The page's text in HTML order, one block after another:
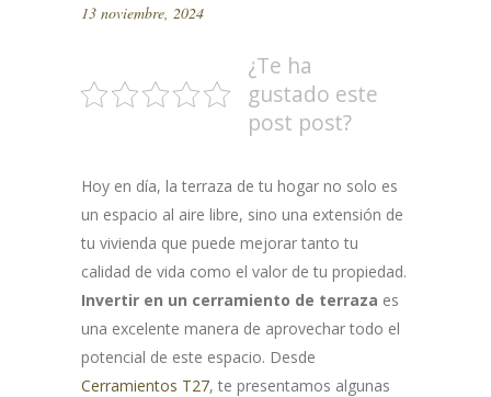
13 noviembre, 2024
¿Te ha
gustado este
post post?
Hoy en día, la terraza de tu hogar no solo es
un espacio al aire libre, sino una extensión de
tu vivienda que puede mejorar tanto tu
calidad de vida como el valor de tu propiedad.
Invertir en un cerramiento de terraza es
una excelente manera de aprovechar todo el
potencial de este espacio. Desde
Cerramientos T27, te presentamos algunas